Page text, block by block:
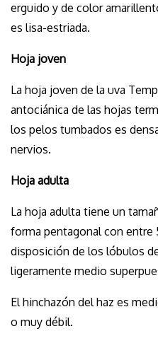
erguido y de color
es lisa-estriada.
Hoja joven
La hoja joven de la uva
antociánica de las hojas
los pelos tumbados es
nervios.
Hoja adulta
La hoja adulta tiene un
forma pentagonal con entre
disposición de los lóbulos
ligeramente medio
El hinchazón del haz es
o muy débil.